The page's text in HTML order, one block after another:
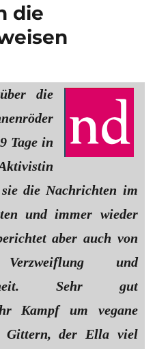
die
die
Tage in
die Nachrichten im
und immer wieder
aber auch von
und
Sehr gut
Kampf um vegane
Gittern, der Ella viel